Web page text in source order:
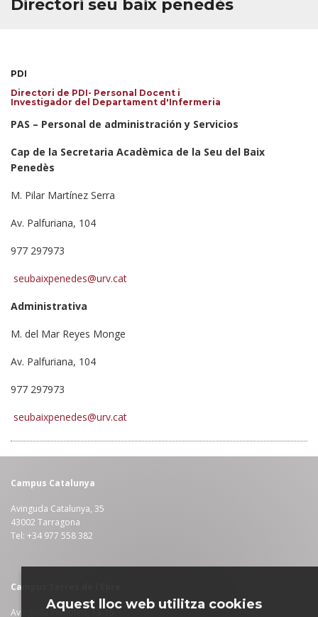
Directori seu baix penedès
PDI
Directori de PDI- Personal Docent i
Investigador del Departament d'Infermeria
PAS – Personal de administración y Servicios
Cap de la Secretaria Acadèmica de la Seu del Baix
Penedès
M. Pilar Martínez Serra
Av. Palfuriana, 104
977 297973
seubaixpenedes@urv.cat
Administrativa
M. del Mar Reyes Monge
Av. Palfuriana, 104
977 297973
seubaixpenedes@urv.cat
Campus Catalunya
Avinguda Catalunya, 35
43002 Tarragona
Tel: +34 977 558 382
Campus Terres de l'Ebre
Avinguda Remolins, 13-15
Aquest lloc web utilitza cookies